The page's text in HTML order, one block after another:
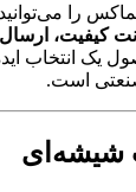
را می‌توانید
کیفیت،
یک انتخاب
است.
شیشه‌ای